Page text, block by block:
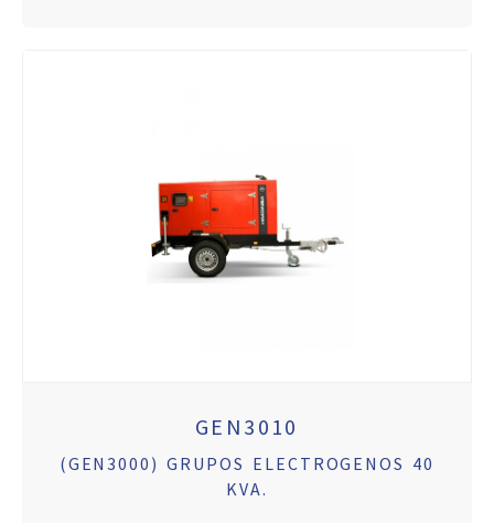
GEN3010
(GEN3000) GRUPOS ELECTROGENOS 40
KVA.